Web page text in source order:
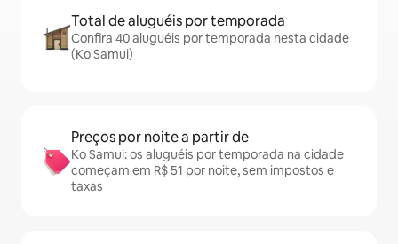
Total de aluguéis por temporada
Confira 40 aluguéis por temporada nesta cidade
(Ko Samui)
Preços por noite a partir de
Ko Samui: os aluguéis por temporada na cidade
começam em R$ 51 por noite, sem impostos e
taxas